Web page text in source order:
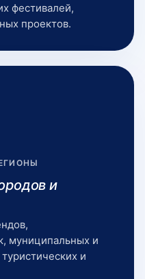
фестивалей,
проектов.
и
муниципальных и
и